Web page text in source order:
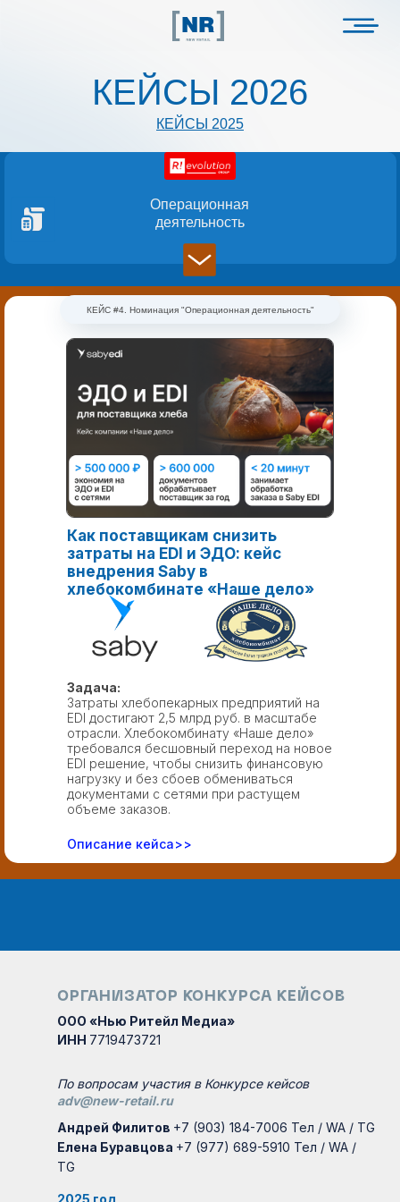
КЕЙСЫ 2025
КЕЙСЫ 2026
Операционная
деятельность
Как поставщикам снизить
затраты на EDI и ЭДО: кейс
внедрения Saby в
хлебокомбинате «Наше дело»
Задача:
Затраты хлебопекарных предприятий на
EDI достигают 2,5 млрд руб. в масштабе
отрасли. Хлебокомбинату «Наше дело»
требовался бесшовный переход на новое
EDI решение, чтобы снизить финансовую
нагрузку и без сбоев обмениваться
документами с сетями при растущем
объеме заказов.
КЕЙС #4. Номинация "Операционная деятельность"
Описание кейса>>
ОРГАНИЗАТОР КОНКУРСА КЕЙСОВ
ООО «Нью Ритейл Медиа»
ИНН 7719473721
2025 год
По вопросам участия в Конкурсе кейсов
adv@new-retail.ru
Андрей Филитов +7 (903) 184-7006 Тел / WA / TG
Елена Буравцова +7 (977) 689-5910 Тел / WA /
TG